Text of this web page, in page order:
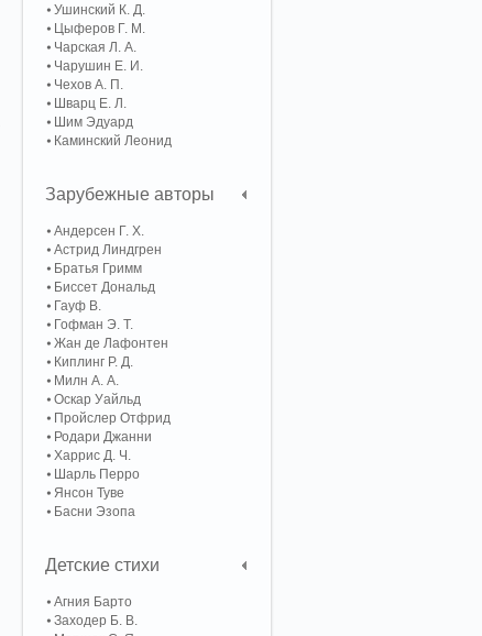
Ушинский К. Д.
Цыферов Г. М.
Чарская Л. А.
Чарушин Е. И.
Чехов А. П.
Шварц Е. Л.
Шим Эдуард
Каминский Леонид
Зарубежные авторы
Андерсен Г. Х.
Астрид Линдгрен
Братья Гримм
Биссет Дональд
Гауф В.
Гофман Э. Т.
Жан де Лафонтен
Киплинг Р. Д.
Милн А. А.
Оскар Уайльд
Пройслер Отфрид
Родари Джанни
Харрис Д. Ч.
Шарль Перро
Янсон Туве
Басни Эзопа
Детские стихи
Агния Барто
Заходер Б. В.